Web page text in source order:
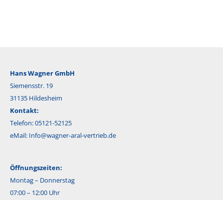
Hans Wagner GmbH
Siemensstr. 19
31135 Hildesheim
Kontakt:
Telefon: 05121-52125
eMail: Info@wagner-aral-vertrieb.de
Öffnungszeiten:
Montag – Donnerstag
07:00 – 12:00 Uhr